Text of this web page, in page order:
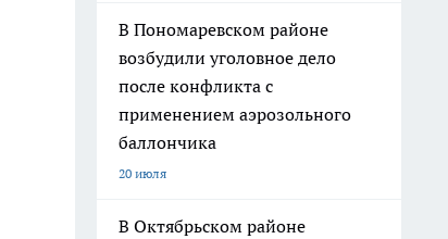
В Пономаревском районе
возбудили уголовное дело
после конфликта с
применением аэрозольного
баллончика
20 июля
В Октябрьском районе